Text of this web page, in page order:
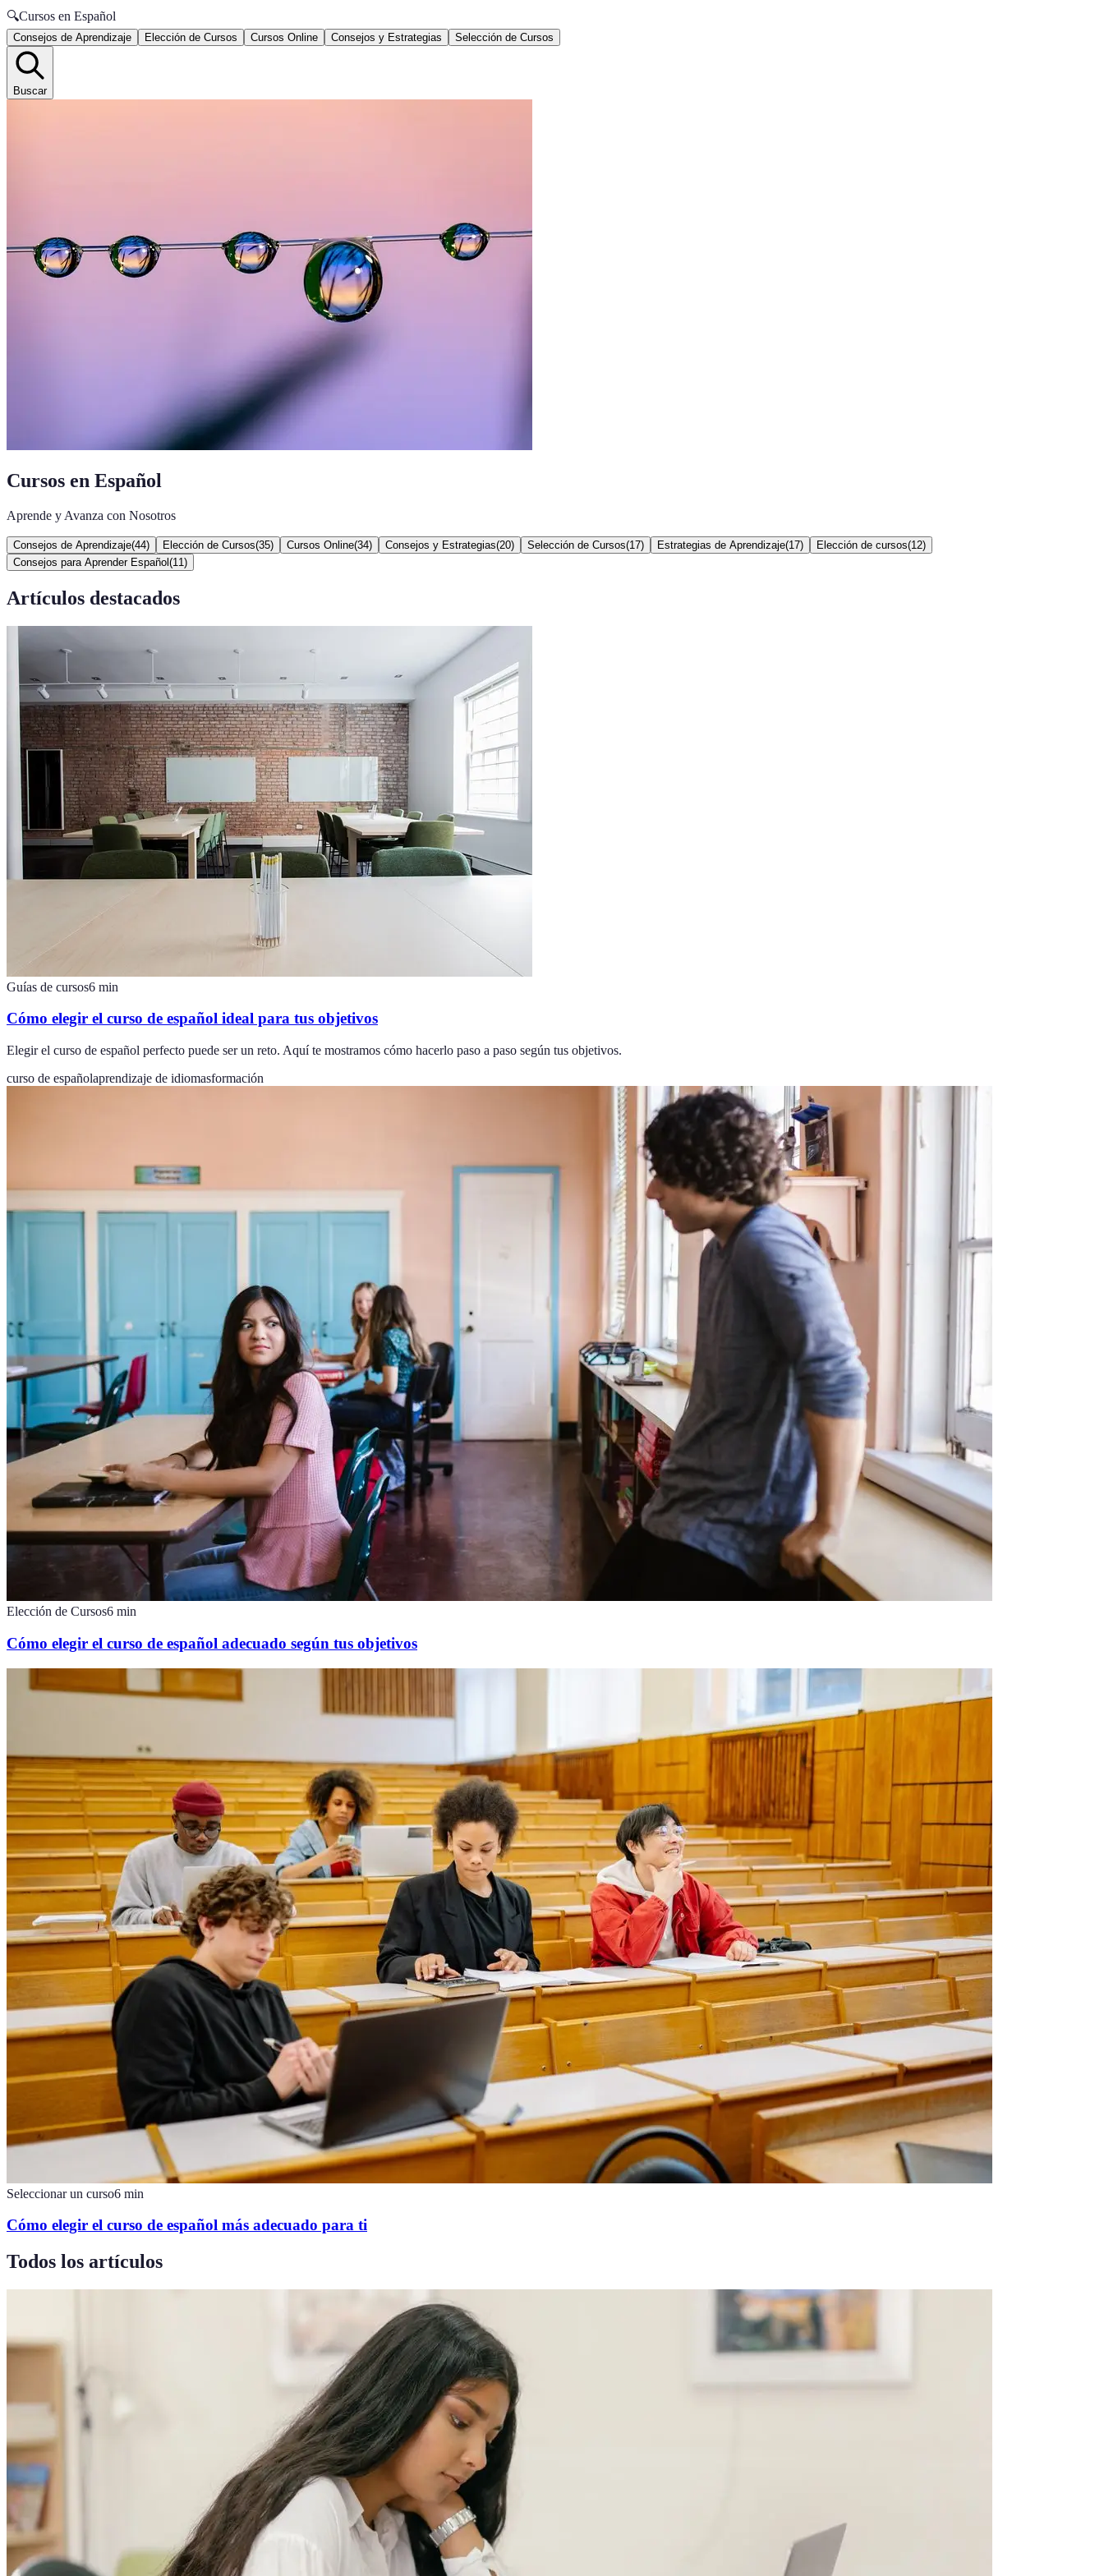
🔍Cursos en Español
Consejos de Aprendizaje Elección de Cursos Cursos Online Consejos y Estrategias Selección de Cursos
Buscar
Cursos en Español
Aprende y Avanza con Nosotros
Consejos de Aprendizaje(44) Elección de Cursos(35) Cursos Online(34) Consejos y Estrategias(20) Selección de Cursos(17) Estrategias de Aprendizaje(17) Elección de cursos(12)
Consejos para Aprender Español (11 )
Artículos destacados
Guías de cursos6 min
Cómo elegir el curso de español ideal para tus objetivos
Elegir el curso de español perfecto puede ser un reto. Aquí te mostramos cómo hacerlo paso a paso según tus objetivos.
curso de españolaprendizaje de idiomasformación
Elección de Cursos6 min
Cómo elegir el curso de español adecuado según tus objetivos
Seleccionar un curso6 min
Cómo elegir el curso de español más adecuado para ti
Todos los artículos